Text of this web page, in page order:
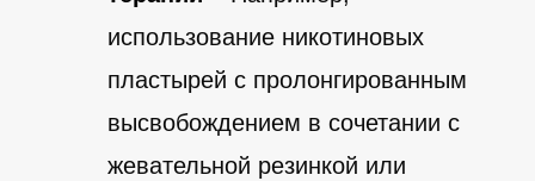
использование никотиновых
пластырей с пролонгированным
высвобождением в сочетании с
жевательной резинкой или